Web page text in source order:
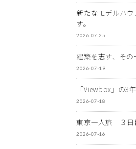
新たなモデルハ
す。
2026-07-25
建築を志す、そ
2026-07-19
「Viewbox」の3
2026-07-18
東京一人旅 ３日
2026-07-16